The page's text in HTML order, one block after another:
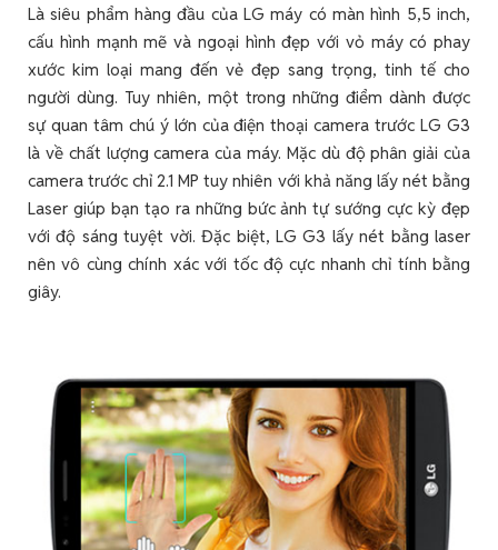
Là siêu phẩm hàng đầu của LG máy có màn hình 5,5 inch,
cấu hình mạnh mẽ và ngoại hình đẹp với vỏ máy có phay
xước kim loại mang đến vẻ đẹp sang trọng, tinh tế cho
người dùng. Tuy nhiên, một trong những điểm dành được
sự quan tâm chú ý lớn của điện thoại camera trước LG G3
là về chất lượng camera của máy. Mặc dù độ phân giải của
camera trước chỉ 2.1 MP tuy nhiên với khả năng lấy nét bằng
Laser giúp bạn tạo ra những bức ảnh tự sướng cực kỳ đẹp
với độ sáng tuyệt vời. Đặc biệt, LG G3 lấy nét bằng laser
nên vô cùng chính xác với tốc độ cực nhanh chỉ tính bằng
giây.